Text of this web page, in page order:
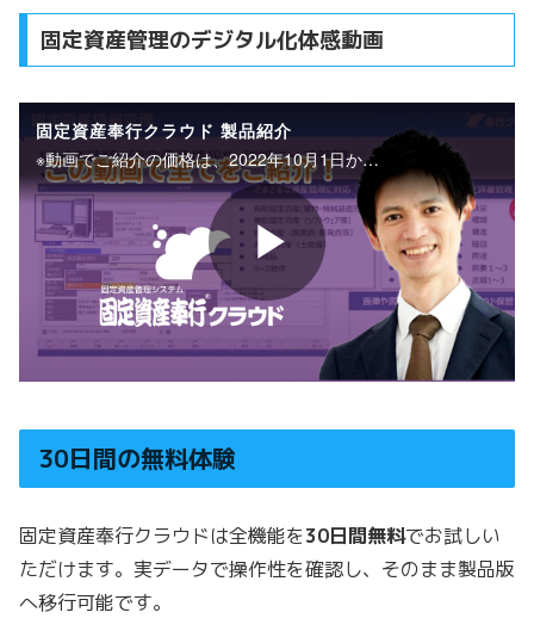
固定資産管理のデジタル化体感動画
30日間の無料体験
固定資産奉行クラウドは全機能を30日間無料でお試しい
ただけます。実データで操作性を確認し、そのまま製品版
へ移行可能です。